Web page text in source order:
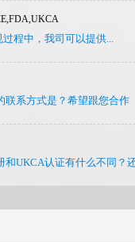
UKCA合‮过规‬程中，我司可‮提以‬供...
联系方式是？希望跟您合作
和UKCA认证有什么不同？